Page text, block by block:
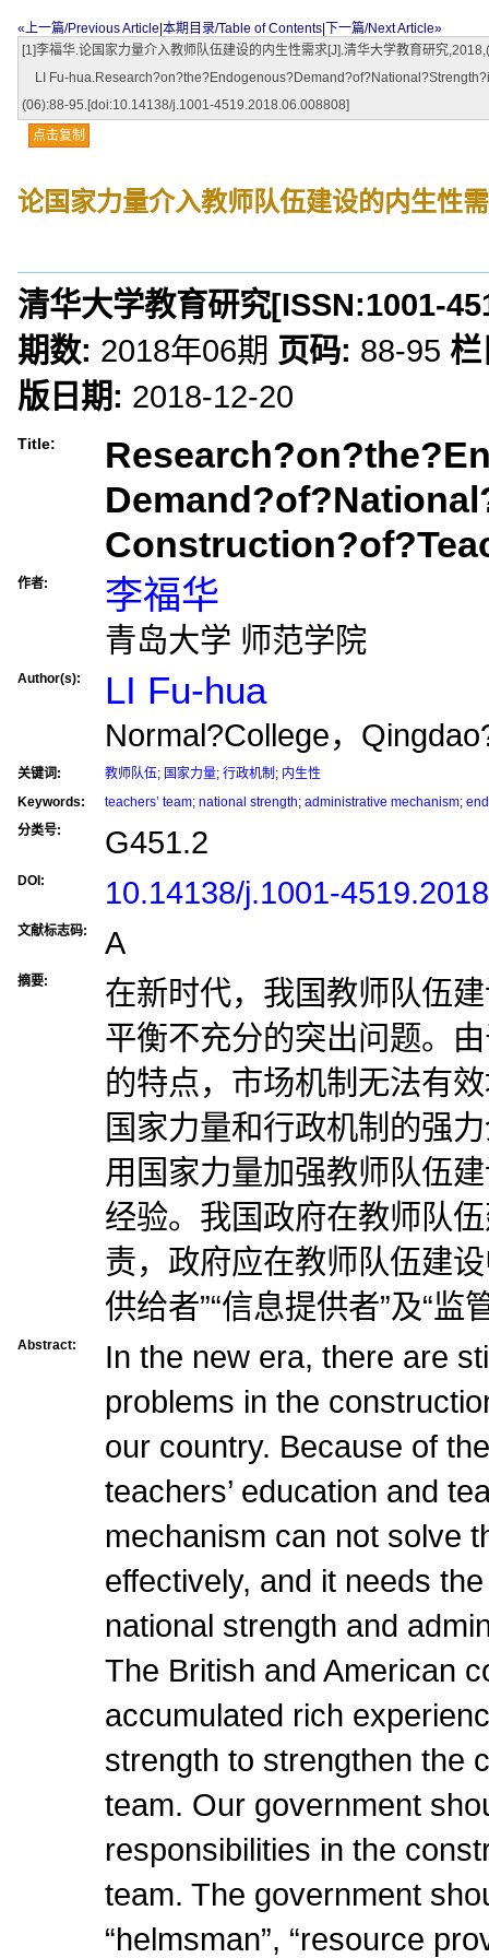
«上一篇/Previous Article 本期目录/Table of Contents
下一篇/Next Article»
[1]李福华.论国家力量介入教师队伍建设的内生性需求[J].清华大学教育研究
LI Fu-
(06):88-95.[doi:10.14138/j.1001-4519.2018.06.008808]
点击复制
论国家力量介入教师队伍建设的内生性
清华大学教育研究[ISSN:1001-
期数: 2018年06期 页码: 88-95
版日期: 2018-12-20
Title:
作者: 李福华
青岛大学 师范学院
Author(s): LI Fu-hua
Normal?College，
关键词: 教师队伍; 国家力量; 行政机制 ; 内生性
Keywords:
teachers’ team; national strength; administrative mechanism;
分类号:
G451.2
DOI: 10.14138/j.1001-
文献标志码: A
摘要:
在新时代，我国教师队伍
平衡不充分的突出问题。
的特点，市场机制无法有
国家力量和行政机制的强
用国家力量加强教师队伍
经验。我国政府在教师队
责，政府应在教师队伍建设
供给者”“信息提供者”及“监
Abstract:
In the new era, there are
problems in the
our country. Because of
teachers’ education and
mechanism can not solve
effectively, and it needs
national strength and
The British and American
accumulated rich
strength to strengthen the
team. Our government
responsibilities in the
team. The government
“helmsman”, “resource